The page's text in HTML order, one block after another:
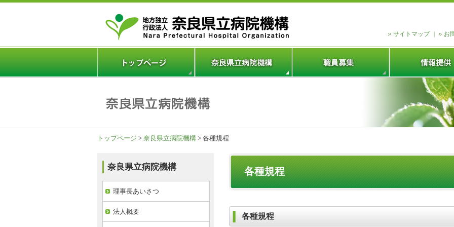
サイトマップ｜ お
トップページ > 奈良県立病院機構 > 各種規程
各種規程
各種規程
奈良県立病院機構
理事長あいさつ
法人概要